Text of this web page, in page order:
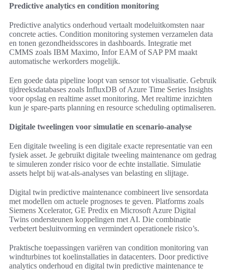
Predictive analytics en condition monitoring
Predictive analytics onderhoud vertaalt modeluitkomsten naar
concrete acties. Condition monitoring systemen verzamelen data
en tonen gezondheidsscores in dashboards. Integratie met
CMMS zoals IBM Maximo, Infor EAM of SAP PM maakt
automatische werkorders mogelijk.
Een goede data pipeline loopt van sensor tot visualisatie. Gebruik
tijdreeksdatabases zoals InfluxDB of Azure Time Series Insights
voor opslag en realtime asset monitoring. Met realtime inzichten
kun je spare-parts planning en resource scheduling optimaliseren.
Digitale tweelingen voor simulatie en scenario-analyse
Een digitale tweeling is een digitale exacte representatie van een
fysiek asset. Je gebruikt digitale tweeling maintenance om gedrag
te simuleren zonder risico voor de echte installatie. Simulatie
assets helpt bij wat-als-analyses van belasting en slijtage.
Digital twin predictive maintenance combineert live sensordata
met modellen om actuele prognoses te geven. Platforms zoals
Siemens Xcelerator, GE Predix en Microsoft Azure Digital
Twins ondersteunen koppelingen met AI. Die combinatie
verbetert besluitvorming en vermindert operationele risico’s.
Praktische toepassingen variëren van condition monitoring van
windturbines tot koelinstallaties in datacenters. Door predictive
analytics onderhoud en digital twin predictive maintenance te